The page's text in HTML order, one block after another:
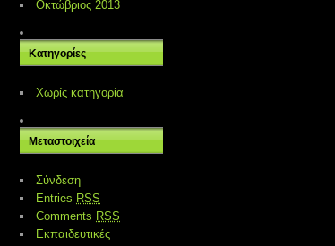
Οκτώβριος 2013
Kατηγορίες
Χωρίς κατηγορία
Μεταστοιχεία
Σύνδεση
Entries RSS
Comments RSS
Εκπαιδευτικές